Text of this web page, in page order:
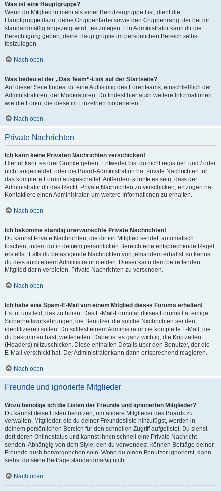
Was ist eine Hauptgruppe?
Wenn du Mitglied in mehr als einer Benutzergruppe bist, dient die
Hauptgruppe dazu, deine Gruppenfarbe sowie den Gruppenrang, der bei dir
standardmäßig angezeigt wird, festzulegen. Ein Administrator kann dir die
Berechtigung geben, deine Hauptgruppe im persönlichen Bereich selbst
festzulegen.
Nach oben
Was bedeutet der „Das Team“-Link auf der Startseite?
Auf dieser Seite findest du eine Auflistung des Forenteams, einschließlich der
Administratoren, der Moderatoren. Du findest hier auch weitere Informationen
wie die Foren, die diese im Einzelnen moderieren.
Nach oben
Private Nachrichten
Ich kann keine Privaten Nachrichten verschicken!
Hierfür kann es drei Gründe geben: Entweder bist du nicht registriert und / oder
nicht angemeldet, oder die Board-Administration hat Private Nachrichten für
das komplette Forum ausgeschaltet. Außerdem könnte es sein, dass der
Administrator dir das Recht, Private Nachrichten zu verschicken, entzogen hat.
Kontaktiere einen Administrator, um weitere Informationen zu erhalten.
Nach oben
Ich bekomme ständig unerwünschte Private Nachrichten!
Du kannst Private Nachrichten, die dir ein Mitglied sendet, automatisch
löschen, indem du in deinem persönlichen Bereich eine entsprechende Regel
erstellst. Falls du belästigende Nachrichten von jemandem erhältst, so kannst
du dies auch einem Administrator melden. Dieser kann dem betreffenden
Mitglied dann verbieten, Private Nachrichten zu versenden.
Nach oben
Ich habe eine Spam-E-Mail von einem Mitglied dieses Forums erhalten!
Es tut uns leid, das zu hören. Das E-Mail-Formular dieses Forums hat einige
Sicherheitsvorkehrungen, die Benutzer, die solche Nachrichten senden,
identifizieren sollen. Du solltest einem Administrator die komplette E-Mail, die
du bekommen hast, weiterleiten. Dabei ist es ganz wichtig, die Kopfzeilen
(Headers) mitzuschicken. Diese enthalten Details über den Benutzer, der die
E-Mail verschickt hat. Der Administrator kann dann entsprechend reagieren.
Nach oben
Freunde und ignorierte Mitglieder
Wozu benötige ich die Listen der Freunde und ignorierten Mitglieder?
Du kannst diese Listen benutzen, um andere Mitglieder des Boards zu
verwalten. Mitglieder, die du deiner Freundesliste hinzufügst, werden in
deinem persönlichen Bereich für den schnellen Zugriff aufgelistet. Du siehst
dort deren Onlinestatus und kannst ihnen schnell eine Private Nachricht
senden. Abhängig von dem Style, den du verwendest, können Beiträge deiner
Freunde auch hervorgehoben sein. Wenn du einen Benutzer ignorierst, dann
siehst du seine Beiträge standardmäßig nicht.
Nach oben